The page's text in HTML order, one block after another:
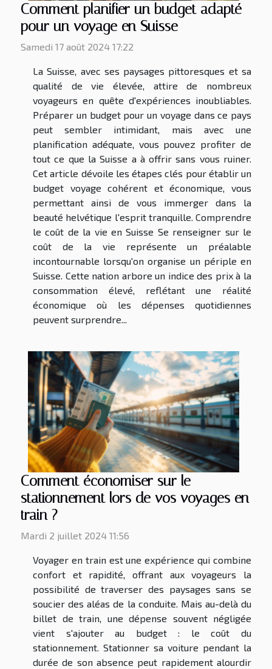
Comment planifier un budget adapté
pour un voyage en Suisse
Samedi 17 août 2024 17:22
La Suisse, avec ses paysages pittoresques et sa
qualité de vie élevée, attire de nombreux
voyageurs en quête d'expériences inoubliables.
Préparer un budget pour un voyage dans ce pays
peut sembler intimidant, mais avec une
planification adéquate, vous pouvez profiter de
tout ce que la Suisse a à offrir sans vous ruiner.
Cet article dévoile les étapes clés pour établir un
budget voyage cohérent et économique, vous
permettant ainsi de vous immerger dans la
beauté helvétique l'esprit tranquille. Comprendre
le coût de la vie en Suisse Se renseigner sur le
coût de la vie représente un préalable
incontournable lorsqu'on organise un périple en
Suisse. Cette nation arbore un indice des prix à la
consommation élevé, reflétant une réalité
économique où les dépenses quotidiennes
peuvent surprendre...
Comment économiser sur le
stationnement lors de vos voyages en
train ?
Mardi 2 juillet 2024 11:56
Voyager en train est une expérience qui combine
confort et rapidité, offrant aux voyageurs la
possibilité de traverser des paysages sans se
soucier des aléas de la conduite. Mais au-delà du
billet de train, une dépense souvent négligée
vient s'ajouter au budget : le coût du
stationnement. Stationner sa voiture pendant la
durée de son absence peut rapidement alourdir